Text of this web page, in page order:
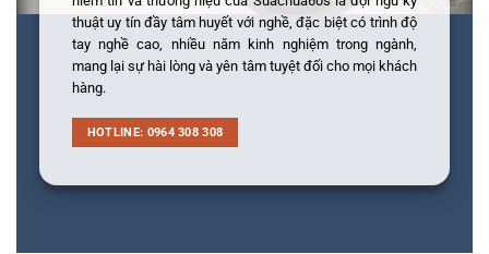
thuật uy tín đầy tâm huyết với nghề, đặc biệt có trình độ
tay nghề cao, nhiều năm kinh nghiệm trong ngành,
mang lại sự hài lòng và yên tâm tuyệt đối cho mọi khách
hàng.
HOTLINE: 0964 308 308